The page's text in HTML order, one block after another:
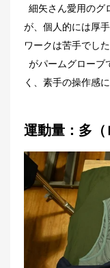
細矢さん愛用のグ
が、個人的には厚
ワークは苦手でし
がパームグローブ
く、素手の操作感
運動量：多（